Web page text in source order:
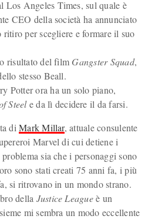
Los Angeles Times, sul quale è
CEO della società ha annunciato
per scegliere e formare il suo
risultato del film Gangster Squad,
stesso Beall.
Potter ora ha un solo piano,
Steele da lì decidere il da farsi.
diMark Millar, attuale consulente
Marvel di cui detiene i
sia che i personaggi sono
sono stati creati 75 anni fa, i più
si ritrovano in un mondo strano.
della Justice Leagueè un
mi sembra un modo eccellente